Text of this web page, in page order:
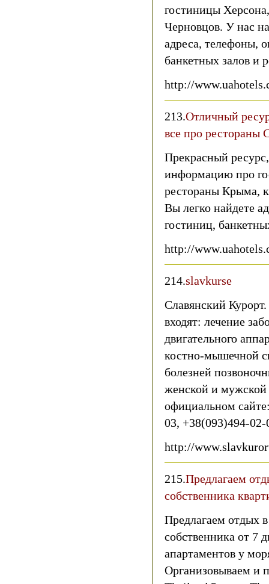
гостиницы
Черновцов. У нас
адреса, телефоны,
банкетных залов и
http://
213.Отличный
все про рестораны
Прекрасный
информацию про
рестораны Крыма,
Вы легко найдете
гостиниц,
http://
214.slavkurse
Славянский
входят: лечение
двигательного
костно-мышечной
болезней
женской и
официальном
03, +38(093)494-02-
http://
215.Предлагаем
собственника
Предлагаем отдых
собственника от 7
апартаментов у
Организовываем и